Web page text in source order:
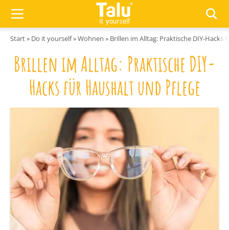
Start» Do it yourself»Wohnen » Brillen im Alltag: Praktische DIY-Hacks
Brillen im Alltag: Praktische DIY-
Hacks für Haushalt und Pflege